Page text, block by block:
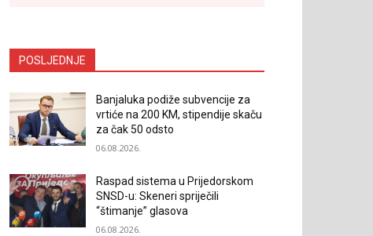
POSLJEDNJE
Banjaluka podiže subvencije za
vrtiće na 200 KM, stipendije skaču
za čak 50 odsto
06.08.2026.
Raspad sistema u Prijedorskom
SNSD-u: Skeneri spriječili
“štimanje” glasova
06.08.2026.